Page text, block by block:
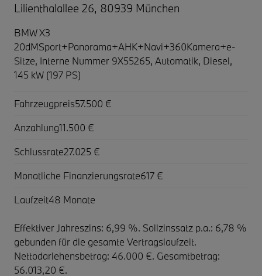
Lilienthalallee 26, 80939 München
BMW X3
20dMSport+Panorama+AHK+Navi+360Kamera+e-
Sitze, Interne Nummer 9X55265, Automatik, Diesel,
145 kW (197 PS)
Fahrzeugpreis57.500 €
Anzahlung11.500 €
Schlussrate27.025 €
Monatliche Finanzierungsrate617 €
Laufzeit48 Monate
Effektiver Jahreszins: 6,99 %. Sollzinssatz p.a.: 6,78 %
gebunden für die gesamte Vertragslaufzeit.
Nettodarlehensbetrag: 46.000 €. Gesamtbetrag:
56.013,20 €.